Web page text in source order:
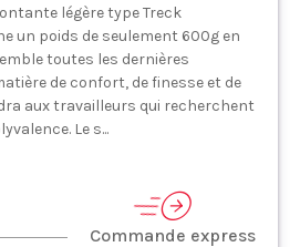
légère type Treck
un poids de seulement 600g en
toutes les dernières
de confort, de finesse et de
aux travailleurs qui recherchent
Le s...
Commande express